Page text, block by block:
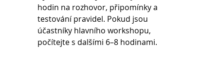
hodin na rozhovor, připomínky a
testování pravidel. Pokud jsou
účastníky hlavního workshopu,
počítejte s dalšími 6–8 hodinami.